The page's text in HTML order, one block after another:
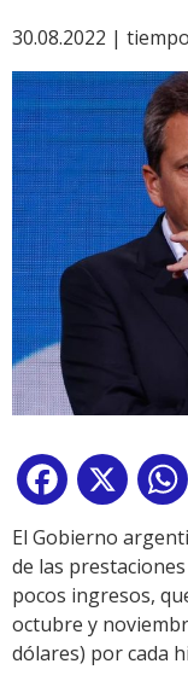
30.08.2022 |
Facebook
X
El Gobierno
de las
pocos ingresos,
octubre y
dólares) por cada